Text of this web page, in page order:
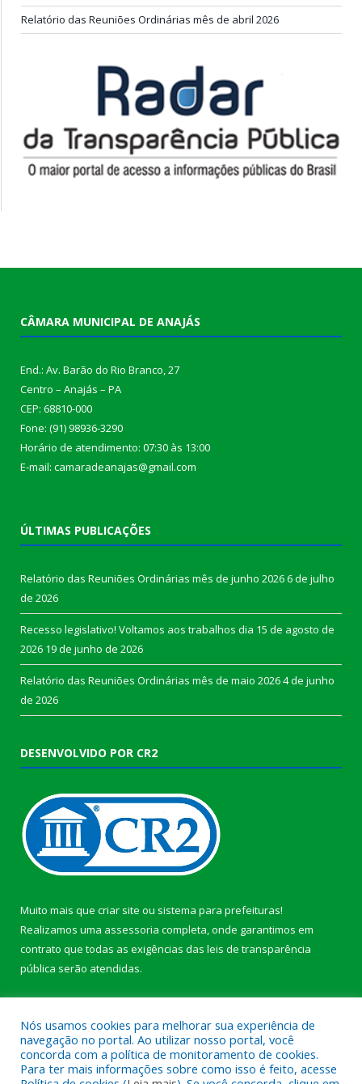
Relatório das Reuniões Ordinárias mês de abril 2026
CÂMARA MUNICIPAL DE ANAJÁS
End.: Av. Barão do Rio Branco, 27
Centro – Anajás – PA
CEP: 68810-000
Fone: (91) 98936-3290
Horário de atendimento: 07:30 às 13:00
E-mail: camaradeanajas@gmail.com
ÚLTIMAS PUBLICAÇÕES
Relatório das Reuniões Ordinárias mês de junho 20266 de julho
de 2026
Recesso legislativo! Voltamos aos trabalhos dia 15 de agosto de
2026 19 de junho de 2026
Relatório das Reuniões Ordinárias mês de maio 20264 de junho
de 2026
DESENVOLVIDO POR CR2
Muito mais que criar site ou sistema para prefeituras!
Realizamos uma assessoria completa, onde garantimos em
contrato que todas as exigências das leis de transparência
pública serão atendidas.
Nós usamos cookies para melhorar sua experiência de
navegação no portal. Ao utilizar nosso portal, você
concorda com a política de monitoramento de cookies.
Para ter mais informações sobre como isso é feito, acesse